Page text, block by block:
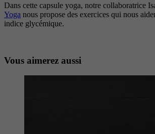
Dans cette capsule yoga, notre collaboratrice
Yoga nous propose des exercices qui nous
indice glycémique.
Vous aimerez aussi